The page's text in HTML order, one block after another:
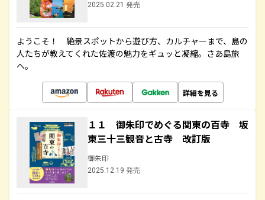
2025.02.21 発売
ようこそ！ 絶景スポットから遊び方、カルチャーまで、島の
人たちが教えてくれた佐渡の魅力をギュッと凝縮。さあ島旅
へ。
詳細を見る
１１ 御朱印でめぐる関東の百寺 坂
東三十三観音と古寺 改訂版
御朱印
2025.12.19 発売